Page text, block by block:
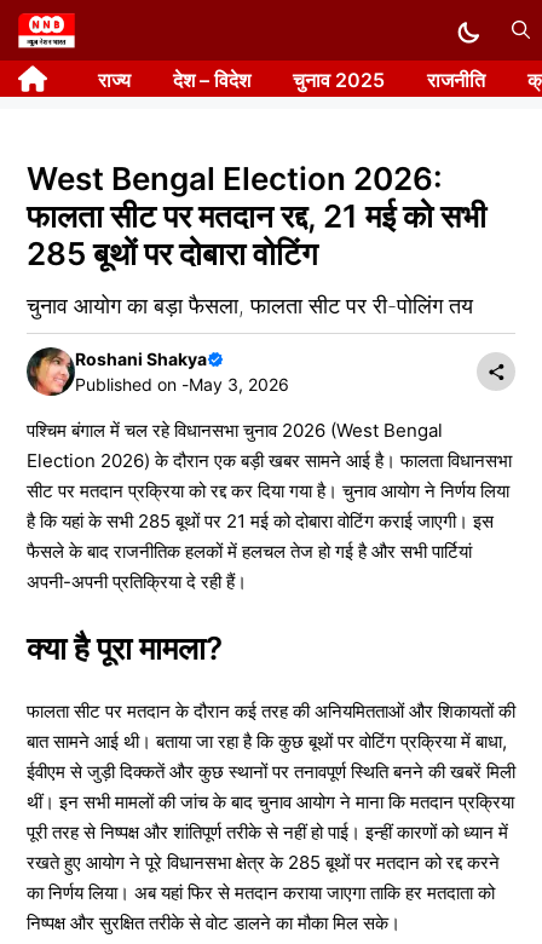
Skip
to
content राज्य देश – विदेश चुनाव 2025 राजनीति
West Bengal Election 2026:
फालता सीट पर मतदान रद्द, 21 मई को सभी
285 बूथों पर दोबारा वोटिंग
चुनाव आयोग का बड़ा फैसला, फालता सीट पर री-पोलिंग तय
Roshani Shakya
Published on -May 3, 2026
पश्चिम बंगाल में चल रहे विधानसभा चुनाव 2026 (West Bengal
Election 2026) के दौरान एक बड़ी खबर सामने आई है। फालता विधानसभा
सीट पर मतदान प्रक्रिया को रद्द कर दिया गया है। चुनाव आयोग ने निर्णय लिया
है कि यहां के सभी 285 बूथों पर 21 मई को दोबारा वोटिंग कराई जाएगी। इस
फैसले के बाद राजनीतिक हलकों में हलचल तेज हो गई है और सभी पार्टियां
अपनी-अपनी प्रतिक्रिया दे रही हैं।
क्या है पूरा मामला?
फालता सीट पर मतदान के दौरान कई तरह की अनियमितताओं और शिकायतों की
बात सामने आई थी। बताया जा रहा है कि कुछ बूथों पर वोटिंग प्रक्रिया में बाधा,
ईवीएम से जुड़ी दिक्कतें और कुछ स्थानों पर तनावपूर्ण स्थिति बनने की खबरें मिली
थीं। इन सभी मामलों की जांच के बाद चुनाव आयोग ने माना कि मतदान प्रक्रिया
पूरी तरह से निष्पक्ष और शांतिपूर्ण तरीके से नहीं हो पाई। इन्हीं कारणों को ध्यान में
रखते हुए आयोग ने पूरे विधानसभा क्षेत्र के 285 बूथों पर मतदान को रद्द करने
का निर्णय लिया। अब यहां फिर से मतदान कराया जाएगा ताकि हर मतदाता को
निष्पक्ष और सुरक्षित तरीके से वोट डालने का मौका मिल सके।